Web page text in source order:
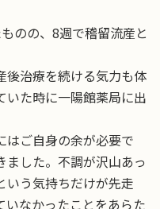
のの、8週で稽留流産と
後治療を続ける気力も体
いた時に一陽館薬局に出
はご自身の余が必要で
ました。不調が沢山あっ
いう気持ちだけが先走
いなかったことをあらた